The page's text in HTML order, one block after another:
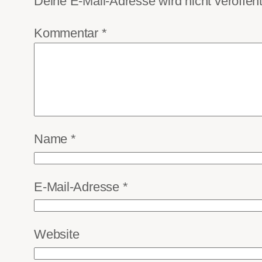
Kommentar *
Name *
E-Mail-Adresse *
Website